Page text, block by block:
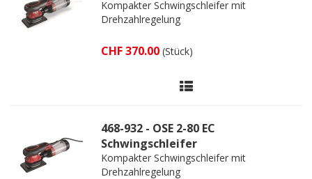
Kompakter Schwingschleifer mit
Drehzahlregelung
CHF 370.00 (Stück)
468-932 - OSE 2-80 EC
Schwingschleifer
Kompakter Schwingschleifer mit
Drehzahlregelung